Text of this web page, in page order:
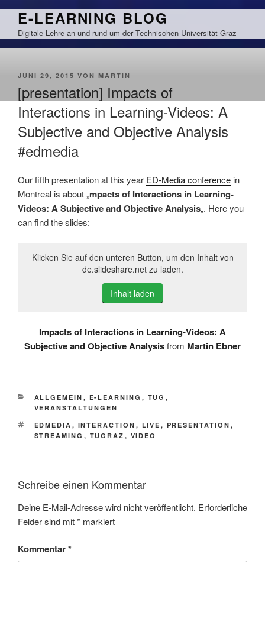
Zum
springen
E-LEARNING BLOG
Digitale Lehre an und rund um der Technischen Universität Graz
VERÖFFENTLICHT
JUNI 29, 2015 VON MARTIN
[presentation] Impacts of
Interactions in Learning-Videos: A
Subjective and Objective Analysis
#edmedia
Our fifth presentation at this year ED-Media conference in
Montreal is about „mpacts of Interactions in Learning-
Videos: A Subjective and Objective Analysis„. Here you
can find the slides:
Klicken Sie auf den unteren Button, um den Inhalt von
de.slideshare.net zu laden.
Inhalt laden
Impacts of Interactions in Learning-Videos: A
Subjective and Objective Analysisfrom Martin Ebner
KATEGORIEN
ALLGEMEIN , E-LEARNING , TUG ,
VERANSTALTUNGEN
SCHLAGWÖRTER
EDMEDIA , INTERACTION , LIVE , PRESENTATION ,
STREAMING , TUGRAZ , VIDEO
Schreibe einen Kommentar
Deine E-Mail-Adresse wird nicht veröffentlicht. Erforderliche
Felder sind mit* markiert
Kommentar*